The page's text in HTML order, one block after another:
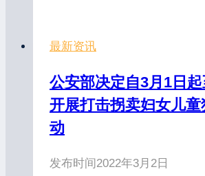
最新资讯
公安部决定自3月1日起
开展打击拐卖妇女儿
动
发布时间2022年3月2日